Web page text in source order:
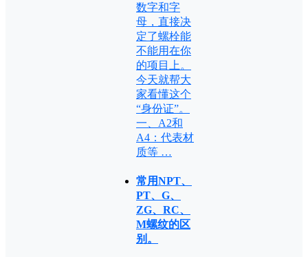
数字和字
母，直接决
定了螺栓能
不能用在你
的项目上。
今天就帮大
家看懂这个
“身份证”。
一、A2和
A4：代表材
质等 …
常用NPT、
PT、G、
ZG、RC、
M螺纹的区
别。